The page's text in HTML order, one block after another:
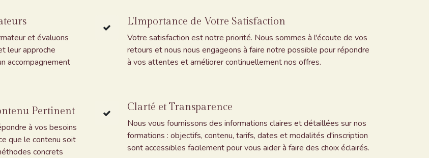
et évaluons
leur approche
accompagnement
Pertinent
à vos besoins
que le contenu soit
concrets
L'Importance de Votre Satisfaction
Votre satisfaction est notre priorité. Nous sommes à l'écoute de vos
retours et nous nous engageons à faire notre possible pour répondre
à vos attentes et améliorer continuellement nos offres.
Clarté et Transparence
Nous vous fournissons des informations claires et détaillées sur nos
formations : objectifs, contenu, tarifs, dates et modalités d'inscription
sont accessibles facilement pour vous aider à faire des choix éclairés.